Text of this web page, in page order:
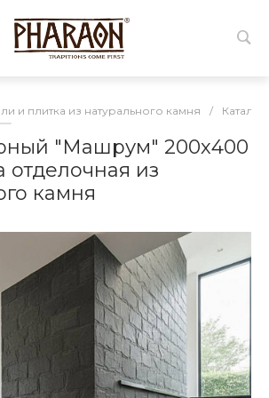
и плитка из натурального камня / Каталог
"Машрум" 200х400
отделочная из
камня